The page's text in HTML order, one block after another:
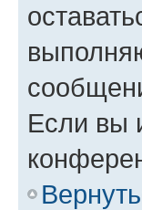
Если вы